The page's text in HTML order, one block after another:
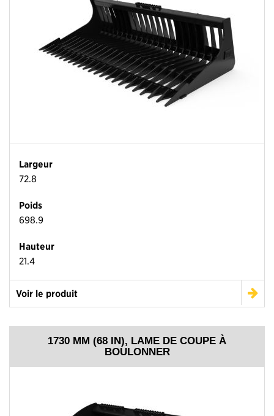
Largeur
72.8
Poids
698.9
Hauteur
21.4
Voir le produit
1730 MM (68 IN), LAME DE COUPE À
BOULONNER